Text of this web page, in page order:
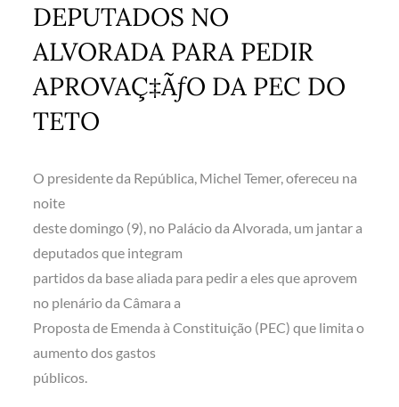
DEPUTADOS NO
ALVORADA PARA PEDIR
APROVAÇ‡ÃƒO DA PEC DO
TETO
O presidente da República, Michel Temer, ofereceu na
noite
deste domingo (9), no Palácio da Alvorada, um jantar a
deputados que integram
partidos da base aliada para pedir a eles que aprovem
no plenário da Câmara a
Proposta de Emenda à Constituição (PEC) que limita o
aumento dos gastos
públicos.